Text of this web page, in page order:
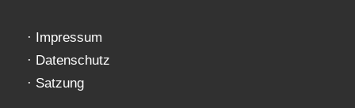
· Impressum
· Datenschutz
· Satzung